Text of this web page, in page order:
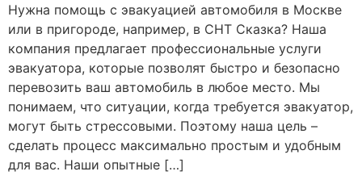
Нужна помощь с эвакуацией автомобиля в Москве
или в пригороде, например, в СНТ Сказка? Наша
компания предлагает профессиональные услуги
эвакуатора, которые позволят быстро и безопасно
перевозить ваш автомобиль в любое место. Мы
понимаем, что ситуации, когда требуется эвакуатор,
могут быть стрессовыми. Поэтому наша цель –
сделать процесс максимально простым и удобным
для вас. Наши опытные […]